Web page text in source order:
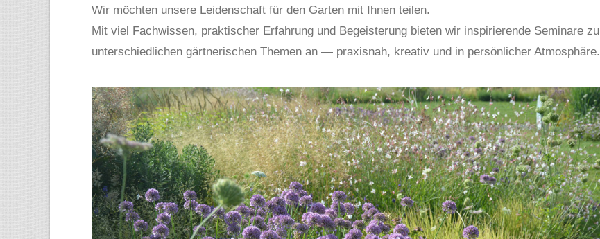
Wir möchten unsere Leidenschaft für den Garten mit Ihnen teilen.
Mit viel Fachwissen, praktischer Erfahrung und Begeisterung bieten wir inspirierende Seminare zu
unterschiedlichen gärtnerischen Themen an — praxisnah, kreativ und in persönlicher Atmosphäre.